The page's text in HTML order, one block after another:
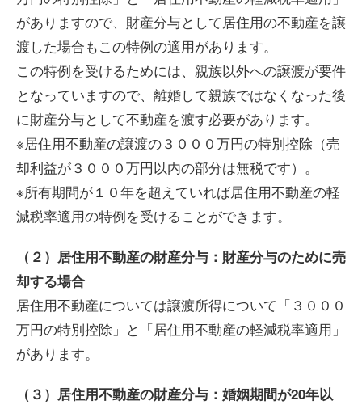
がありますので、財産分与として居住用の不動産を譲
渡した場合もこの特例の適用があります。
この特例を受けるためには、親族以外への譲渡が要件
となっていますので、離婚して親族ではなくなった後
に財産分与として不動産を渡す必要があります。
※居住用不動産の譲渡の３０００万円の特別控除（売
却利益が３０００万円以内の部分は無税です）。
※所有期間が１０年を超えていれば居住用不動産の軽
減税率適用の特例を受けることができます。
（２）居住用不動産の財産分与：財産分与のために売
却する場合
居住用不動産については譲渡所得について「３０００
万円の特別控除」と「居住用不動産の軽減税率適用」
があります。
（３）居住用不動産の財産分与：婚姻期間が20年以